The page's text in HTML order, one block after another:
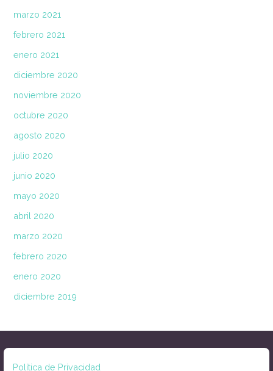
marzo 2021
febrero 2021
enero 2021
diciembre 2020
noviembre 2020
octubre 2020
agosto 2020
julio 2020
junio 2020
mayo 2020
abril 2020
marzo 2020
febrero 2020
enero 2020
diciembre 2019
Política de Privacidad